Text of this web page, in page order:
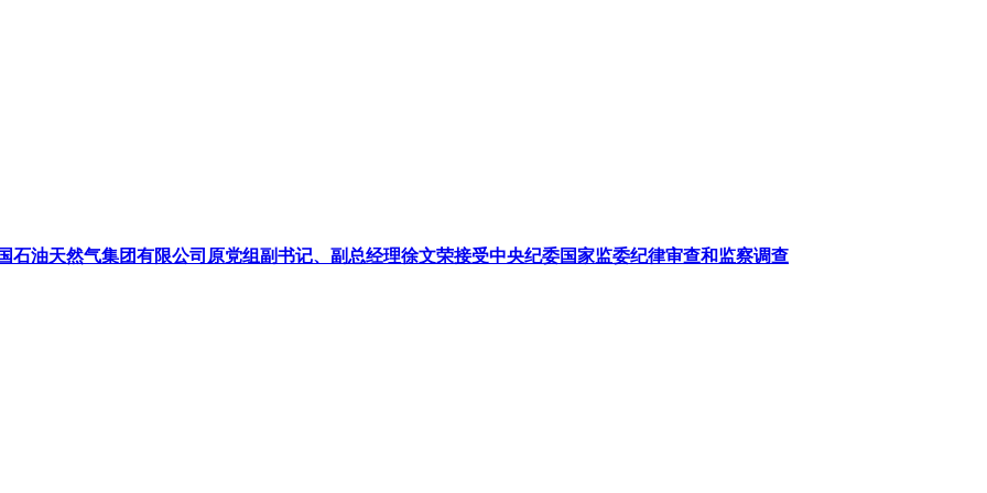
石油天然气集团有限公司原党组副书记、副总经理徐文荣接受中央纪委国家监委纪律审查和监察调查